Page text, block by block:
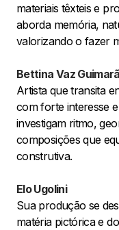
materiais têxteis e
aborda memória,
valorizando o fazer
Bettina Vaz
Artista que transita
com forte interesse
investigam ritmo,
composições que
construtiva.
Elo Ugolini
Sua produção se
matéria pictórica e